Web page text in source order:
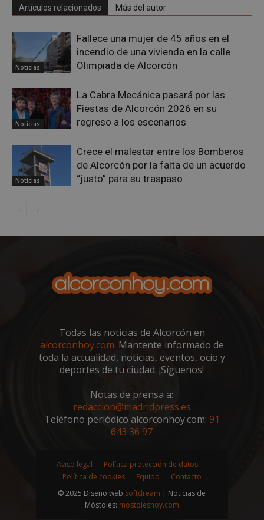
Artículos relacionados Más del autor
Noticias
Fallece una mujer de 45 años en el
incendio de una vivienda en la calle
Olimpiada de Alcorcón
Noticias
La Cabra Mecánica pasará por las
Fiestas de Alcorcón 2026 en su
regreso a los escenarios
Noticias
Crece el malestar entre los Bomberos
de Alcorcón por la falta de un acuerdo
“justo” para su traspaso
Todas las noticias de Alcorcón en
alcorconhoy.com. Mantente informado de
toda la actualidad, noticias, eventos, ocio y
deportes de tu ciudad. ¡Síguenos!
Notas de prensa a:
redaccion@madridpress.es
Teléfono periódico alcorconhoy.com: 91
643 36 97
Aviso legal
Política protección de datos
Política de cookies
Equipo
Contacto
© 2025 Diseño web Softdream | Noticias de
Móstoles: mostoleshoy.com
sp_t
__cf_bm
Cloudflare Inc.
CookieScript
Proveedor/Dominio
Nombre
Proveedor/
Dominio
Vencimiento